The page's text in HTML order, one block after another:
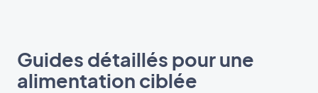
Guides détaillés pour une
alimentation ciblée